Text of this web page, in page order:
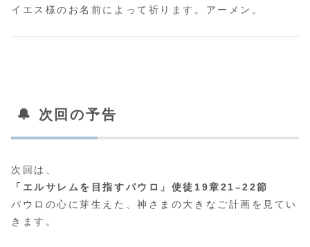
イエス様のお名前によって祈ります。アーメン。
🔔 次回の予告
次回は、
「エルサレムを目指すパウロ」使徒19章21–22節
パウロの心に芽生えた、神さまの大きなご計画を見てい
きます。